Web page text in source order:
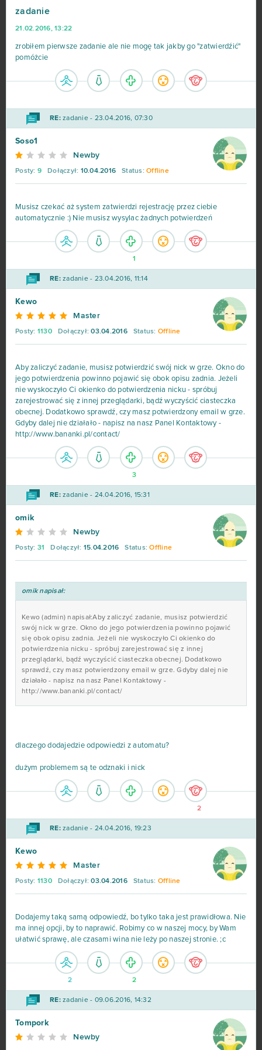
zadanie
21.02.2016, 13:22
zrobiłem pierwsze zadanie ale nie mogę tak jakby go "zatwierdźić"
pomóżcie
RE:zadanie - 23.04.2016, 07:30
Soso1
Newby
Posty: 9 Dołączył: 10.04.2016 Status: Offline
Musisz czekać aż system zatwierdzi rejestrację przez ciebie
automatycznie :) Nie musisz wysylac żadnych potwierdzeń
1
RE:zadanie - 23.04.2016, 11:14
Kewo
Master
Posty: 1130 Dołączył: 03.04.2016 Status: Offline
Aby zaliczyć zadanie, musisz potwierdzić swój nick w grze. Okno do
jego potwierdzenia powinno pojawić się obok opisu zadnia. Jeżeli
nie wyskoczyło Ci okienko do potwierdzenia nicku - spróbuj
zarejestrować się z innej przeglądarki, bądź wyczyścić ciasteczka
obecnej. Dodatkowo sprawdź, czy masz potwierdzony email w grze.
Gdyby dalej nie działało - napisz na nasz Panel Kontaktowy -
http://www.bananki.pl/contact/
3
RE:zadanie - 24.04.2016, 15:31
omik
Newby
Posty: 31 Dołączył: 15.04.2016 Status: Offline
omik napisał:
Kewo (admin) napisał:Aby zaliczyć zadanie, musisz potwierdzić
swój nick w grze. Okno do jego potwierdzenia powinno pojawić
się obok opisu zadnia. Jeżeli nie wyskoczyło Ci okienko do
potwierdzenia nicku - spróbuj zarejestrować się z innej
przeglądarki, bądź wyczyścić ciasteczka obecnej. Dodatkowo
sprawdź, czy masz potwierdzony email w grze. Gdyby dalej nie
działało - napisz na nasz Panel Kontaktowy -
http://www.bananki.pl/contact/
dlaczego dodajedzie odpowiedzi z automatu?
dużym problemem są te odznaki i nick
2
RE:zadanie - 24.04.2016, 19:23
Kewo
Master
Posty: 1130 Dołączył: 03.04.2016 Status: Offline
Dodajemy taką samą odpowiedź, bo tylko taka jest prawidłowa. Nie
ma innej opcji, by to naprawić. Robimy co w naszej mocy, by Wam
ułatwić sprawę, ale czasami wina nie leży po naszej stronie. ;c
2 2
RE:zadanie - 09.06.2016, 14:32
Tompork
Newby
One Piece 2 - Pirate King
Star Conflict 35
God of Gods
33
32
NosTale
Game of Thrones 23
Dark Era 22
Crossfire 21
Islandoom 21
S.K.I.L.L. - Special Force 2
Drakensang Online
Lineage II
19
My Free Zoo
Tanki Online 18
League of Angels 16
Zmierzch bogów
Armored Warfare 15
Arena Mody
Black Desert Online (B2P) 14
Bleach Online
League of Angels Heaven's Fury 13
Władca Smoków 13
4Story
Grand Prix Racing Online
Legends of Honor
Team Fortress 2
Xhunter 12